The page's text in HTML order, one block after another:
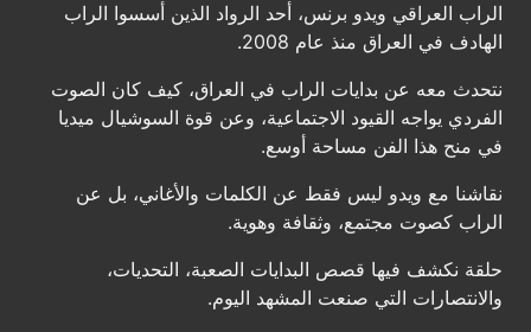
الراب العراقي ويدو برنس، أحد الرواد الذين أسسوا الراب
الهادف في العراق منذ عام 2008.
نتحدث معه عن بدايات الراب في العراق، كيف كان الصوت
الفردي يواجه القيود الاجتماعية، وعن قوة السوشيال ميديا
في منح هذا الفن مساحة أوسع.
نقاشنا مع ويدو ليس فقط عن الكلمات والأغاني، بل عن
الراب كصوت مجتمع، وثقافة وهوية.
حلقة نكشف فيها قصص البدايات الصعبة، التحديات،
والانتصارات التي صنعت المشهد اليوم.